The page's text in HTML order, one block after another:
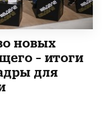
новых
– итоги
для